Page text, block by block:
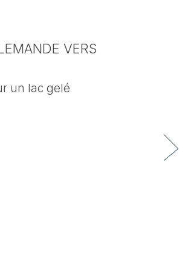
VERS
un lac gelé